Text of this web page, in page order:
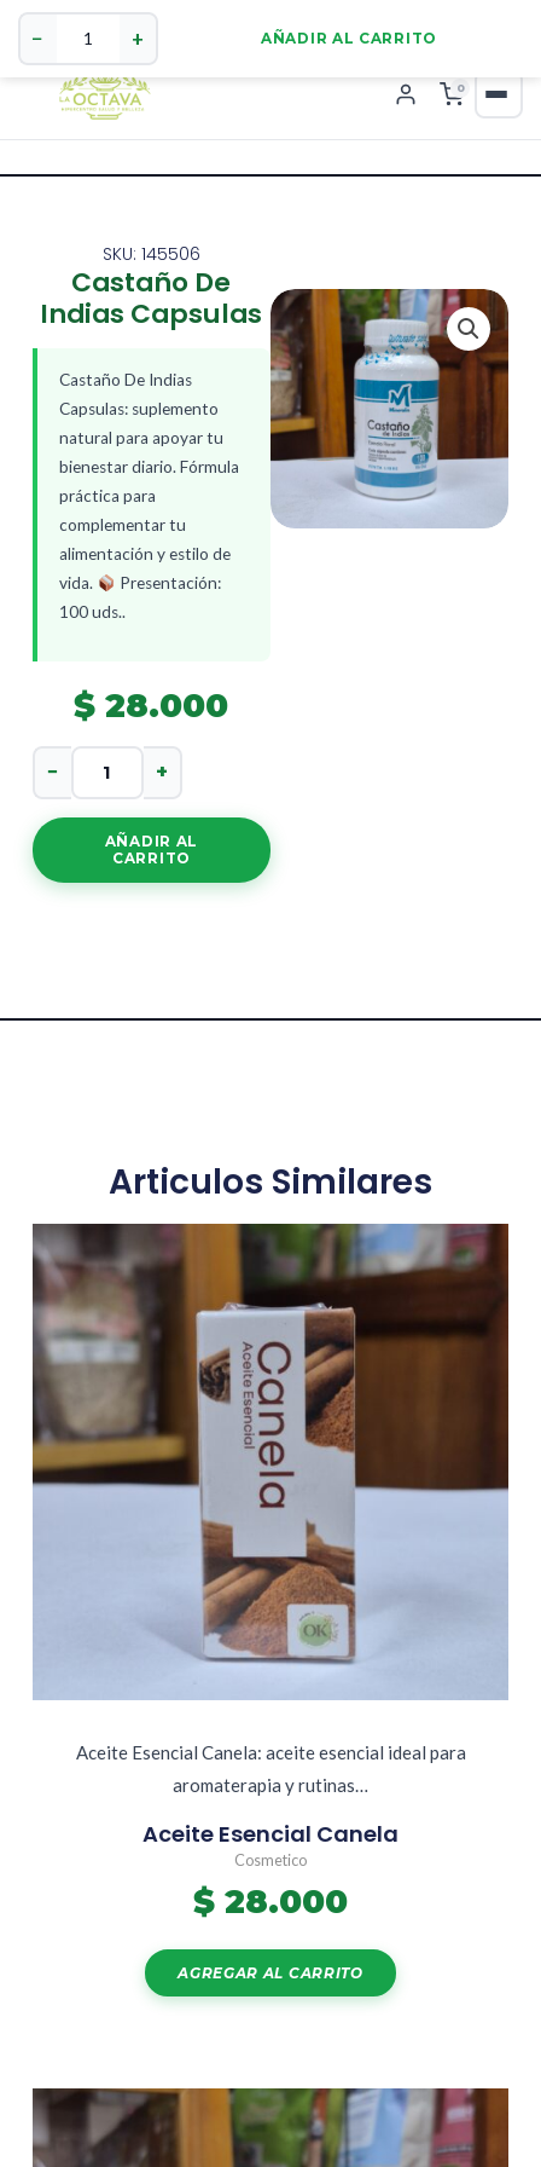
0
SKU: 145506
Castaño De
Indias Capsulas
Castaño De Indias
Capsulas: suplemento
natural para apoyar tu
bienestar diario. Fórmula
práctica para
complementar tu
alimentación y estilo de
vida.
Presentación:
100 uds..
$ 28.000
Castaño
Indias
Capsulas
cantidad
− +
AÑADIR AL
CARRITO
Articulos Similares
Aceite Esencial Canela: aceite esencial ideal para
aromaterapia y rutinas…
Aceite Esencial Canela
Cosmetico
$ 28.000
AGREGAR AL CARRITO
Castaño
De
Indias
Capsulas
cantidad
− + AÑADIR AL CARRITO